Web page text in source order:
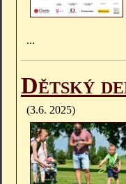
...
Dětský
(3.6. 2025)